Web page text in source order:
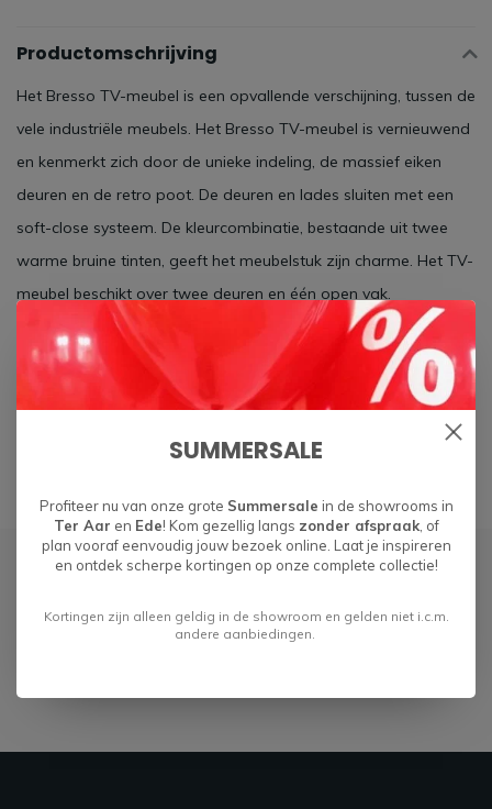
Productomschrijving
Het Bresso TV-meubel is een opvallende verschijning, tussen de
vele industriële meubels. Het Bresso TV-meubel is vernieuwend
en kenmerkt zich door de unieke indeling, de massief eiken
deuren en de retro poot. De deuren en lades sluiten met een
soft-close systeem. De kleurcombinatie, bestaande uit twee
warme bruine tinten, geeft het meubelstuk zijn charme. Het TV-
meubel beschikt over twee deuren en één open vak.
Specificaties
Blijf op de hoogte over onze laatste acties
SUMMERSALE
Profiteer nu van onze grote Summersale in de showrooms in
Ter Aar en Ede! Kom gezellig langs zonder afspraak, of
plan vooraf eenvoudig jouw bezoek online. Laat je inspireren
en ontdek scherpe kortingen op onze complete collectie!
Kortingen zijn alleen geldig in de showroom en gelden niet i.c.m.
andere aanbiedingen.